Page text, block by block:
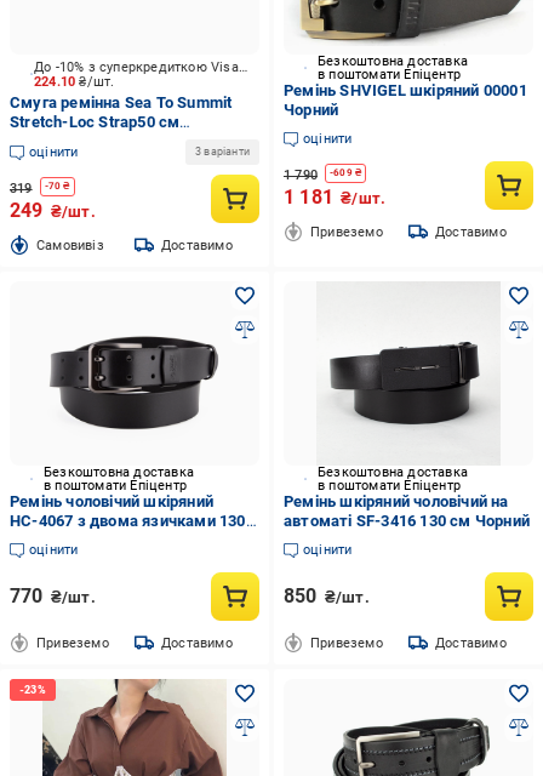
224.10₴/шт.
До -10% з суперкредиткою Visa Вигода
Смуга ремінна Sea To Summit
Stretch-Loc Strap50 см
STS022413SP
оцінити 3 варіанти
319 -70 ₴
249 ₴/шт.
Cамовивіз Доставимо
Безкоштовна доставка
в поштомати Епіцентр
Ремінь SHVIGEL шкіряний 00001
Чорний
оцінити
1 790 -609₴
1 181 ₴/шт.
Привеземо Доставимо
Безкоштовна доставка
в поштомати Епіцентр
Ремінь чоловічий шкіряний
НС-4067 з двома язичками 130
см Чорний (2898284084)
оцінити
770 ₴/шт.
Привеземо Доставимо
Безкоштовна доставка
в поштомати Епіцентр
Ремінь шкіряний чоловічий на
автоматі SF-3416 130 см Чорний
оцінити
850 ₴/шт.
Привеземо Доставимо